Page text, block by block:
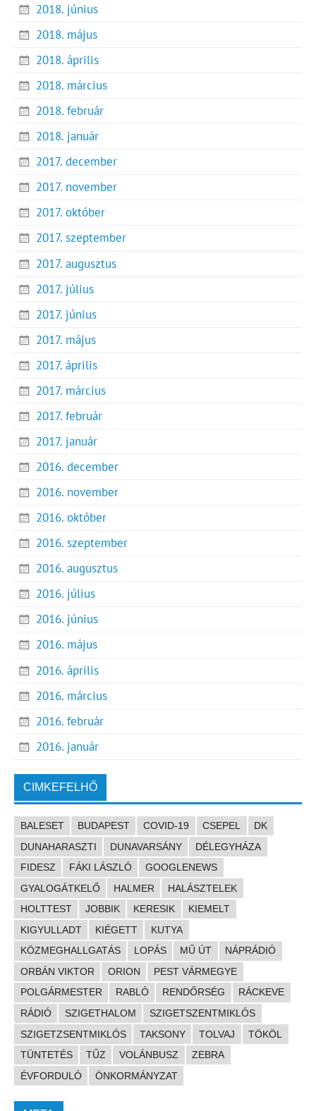
2018. június
2018. május
2018. április
2018. március
2018. február
2018. január
2017. december
2017. november
2017. október
2017. szeptember
2017. augusztus
2017. július
2017. június
2017. május
2017. április
2017. március
2017. február
2017. január
2016. december
2016. november
2016. október
2016. szeptember
2016. augusztus
2016. július
2016. június
2016. május
2016. április
2016. március
2016. február
2016. január
CIMKEFELHŐ
BALESET BUDAPEST COVID-19 CSEPEL
DK
DUNAHARASZTI
DUNAVARSÁNY
DÉLEGYHÁZA
FIDESZ
FÁKI LÁSZLÓ
GOOGLENEWS
GYALOGÁTKELŐ
HALMER
HALÁSZTELEK
HOLTTEST
JOBBIK KERESIK
KIEMELT
KIGYULLADT
KIÉGETT
KUTYA
KÖZMEGHALLGATÁS
LOPÁS MŰ ÚT
NÁPRÁDIÓ
ORBÁN VIKTOR
ORION
PEST VÁRMEGYE
POLGÁRMESTER
RABLÓ RENDŐRSÉG
RÁCKEVE
RÁDIÓ
SZIGETHALOM
SZIGETSZENTMIKLÓS
SZIGETZSENTMIKLÓS
TAKSONY TOLVAJ
TÖKÖL
TÜNTETÉS
TŰZ VOLÁNBUSZ
ZEBRA
ÉVFORDULÓ
ÖNKORMÁNYZAT